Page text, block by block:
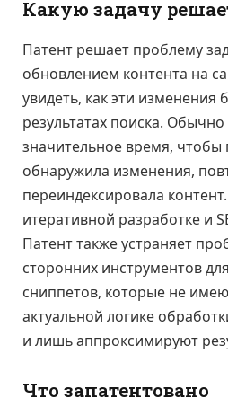
Какую задачу
Патент решает проблему
обновлением контента на
увидеть, как эти изменения
результатах поиска. Обычно
значительное время, чтобы
обнаружила изменения,
переиндексировала
итеративной разработке и
Патент также устраняет
сторонних инструментов
сниппетов, которые не
актуальной логике
и лишь аппроксимируют
Что запатентовано